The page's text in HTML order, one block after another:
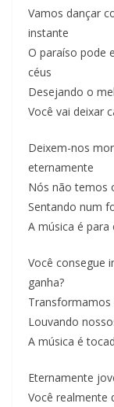
Vamos dançar
instante
O paraíso pode
céus
Desejando o
Você vai deixar
Deixem-nos
eternamente
Nós não temos
Sentando num
A música é
Você consegue
ganha?
Louvando
A música é
Eternamente
Você realmente